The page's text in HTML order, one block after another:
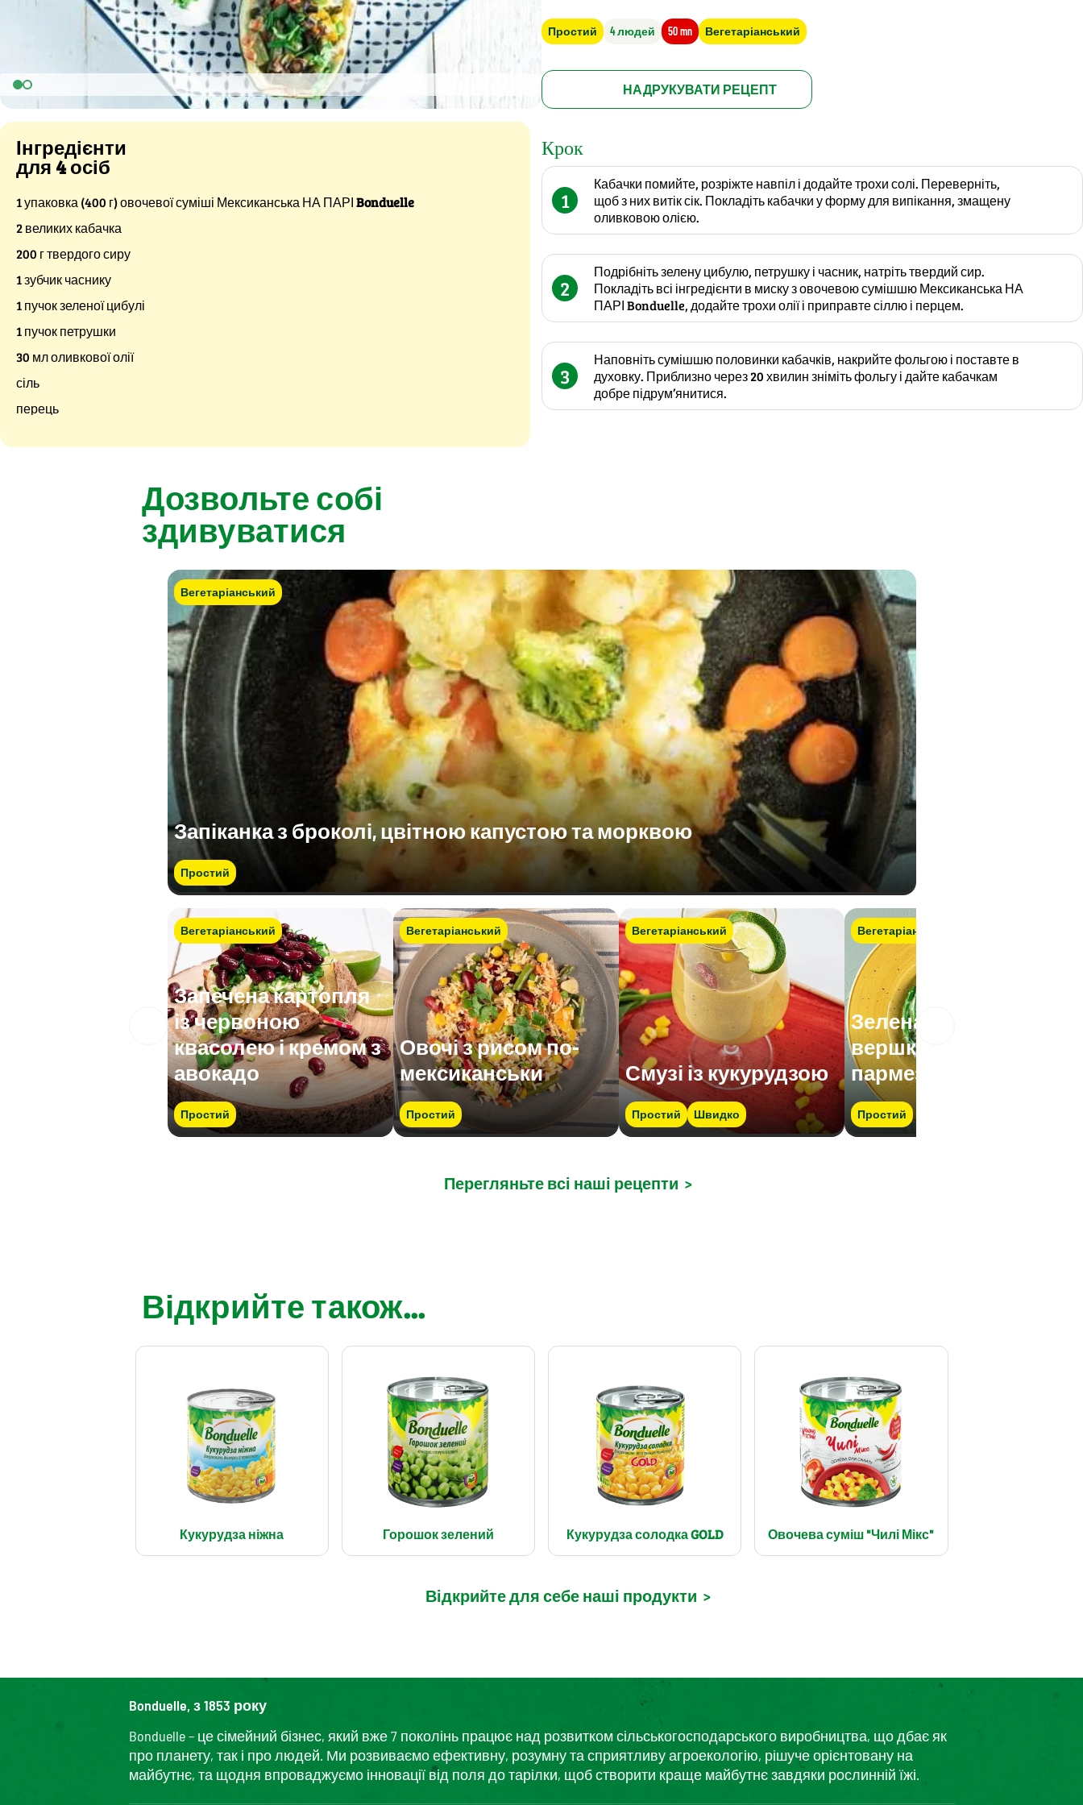
Простий 4 людей 50 mn Вегетаріанський
НАДРУКУВАТИ РЕЦЕПТ
Інгредієнти
для 4 осіб
1 упаковка (400 г) овочевої суміші Мексиканська НА ПАРІBonduelle
2 великих кабачка
200 г твердого сиру
1 зубчик часнику
1 пучок зеленої цибулі
1 пучок петрушки
30 мл оливкової олії
сіль
перець
Крок
1
Кабачки помийте, розріжте навпіл і додайте трохи солі. Переверніть,
щоб з них витік сік. Покладіть кабачки у форму для випікання, змащену
оливковою олією.
2
Подрібніть зелену цибулю, петрушку і часник, натріть твердий сир.
Покладіть всі інгредієнти в миску з овочевою сумішшю Мексиканська НА
ПАРІ Bonduelle, додайте трохи олії і приправте сіллю і перцем.
3
Наповніть сумішшю половинки кабачків, накрийте фольгою і поставте в
духовку. Приблизно через 20 хвилин зніміть фольгу і дайте кабачкам
добре підрум’янитися.
Дозвольте собі
здивуватися
Вегетаріанський
Запіканка з броколі, цвітною капустою та морквою
Простий
Вегетаріанський
Запечена картопля
із червоною
квасолею і кремом з
авокадо
Простий
Вегетаріанський
Овочі з рисом по-
мексиканськи
Простий
Вегетаріанський
Смузі із кукурудзою
Простий Швидко
Вегетаріанський
Зелена квасоля у
вершковому соусі з
пармезаном
Простий
Перегляньте всі наші рецепти >
Відкрийте також...
Кукурудза ніжна Горошок зелений Кукурудза солодка GOLD Овочева суміш "Чилі Мікс"
Відкрийте для себе наші продукти >
Bonduelle, з 1853 року
Bonduelle – це сімейний бізнес, який вже 7 поколінь працює над розвитком сільськогосподарського виробництва, що дбає як
про планету, так і про людей. Ми розвиваємо ефективну, розумну та сприятливу агроекологію, рішуче орієнтовану на
майбутнє, та щодня впроваджуємо інновації від поля до тарілки, щоб створити краще майбутнє завдяки рослинній їжі.